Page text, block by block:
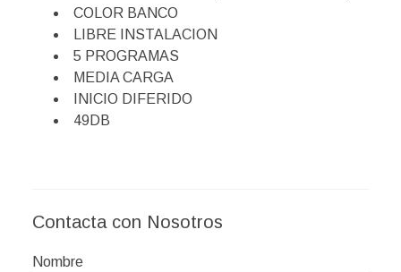
COLOR BANCO
LIBRE INSTALACION
5 PROGRAMAS
MEDIA CARGA
INICIO DIFERIDO
49DB
Contacta con Nosotros
Nombre